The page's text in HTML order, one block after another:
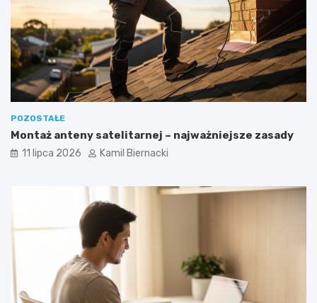
POZOSTAŁE
Montaż anteny satelitarnej – najważniejsze zasady
11 lipca 2026 Kamil Biernacki